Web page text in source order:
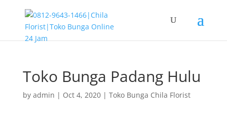
Toko Bunga Padang Hulu
by admin | Oct 4, 2020| Toko Bunga Chila Florist